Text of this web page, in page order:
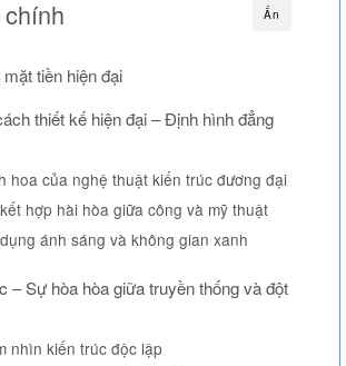
phòng
xưởng
xây dựng hoàn thiện
dựng nhà trọ
Ẩn
tiền hiện đại
thiết kế hiện đại – Định hình đẳng
hoa của nghệ thuật kiến ​​trúc đương đại
hợp hài hòa giữa công và mỹ thuật
ánh sáng và không gian xanh
– Sự hòa hòa giữa truyền thống và đột
nhìn kiến ​​trúc độc lập